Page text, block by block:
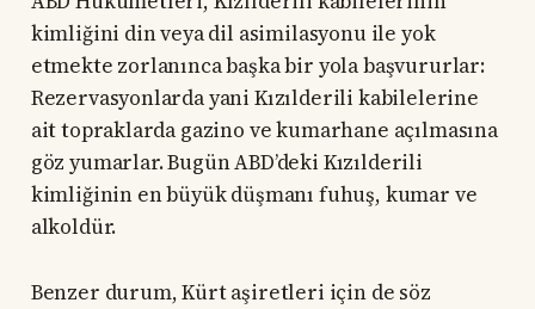
kimliğini din veya dil asimilasyonu ile yok
etmekte zorlanınca başka bir yola başvururlar:
Rezervasyonlarda yani Kızılderili kabilelerine
ait topraklarda gazino ve kumarhane açılmasına
göz yumarlar. Bugün ABD’deki Kızılderili
kimliğinin en büyük düşmanı fuhuş, kumar ve
alkoldür.
Benzer durum, Kürt aşiretleri için de söz